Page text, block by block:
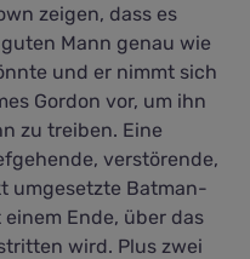
zeigen, dass es
Mann genau wie
und er nimmt sich
Gordon vor, um ihn
zu treiben. Eine
verstörende,
umgesetzte Batman-
Ende, über das
wird. Plus zwei